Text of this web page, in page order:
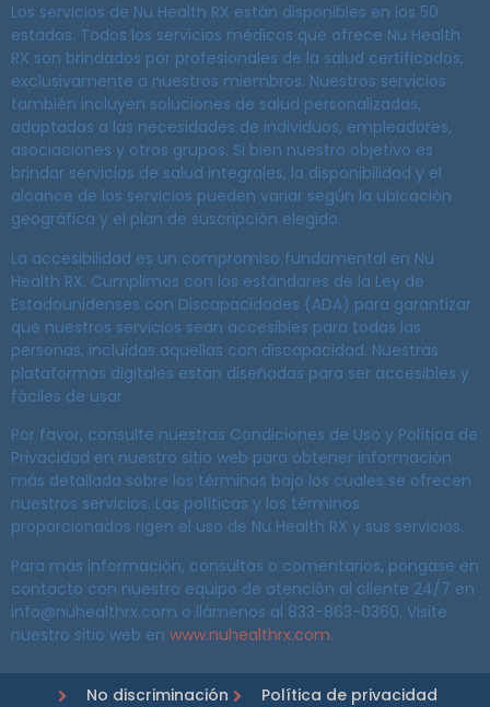
Los servicios de Nu Health RX están disponibles en los 50
estados. Todos los servicios médicos que ofrece Nu Health
RX son brindados por profesionales de la salud certificados,
exclusivamente a nuestros miembros. Nuestros servicios
también incluyen soluciones de salud personalizadas,
adaptadas a las necesidades de individuos, empleadores,
asociaciones y otros grupos. Si bien nuestro objetivo es
brindar servicios de salud integrales, la disponibilidad y el
alcance de los servicios pueden variar según la ubicación
geográfica y el plan de suscripción elegido.
La accesibilidad es un compromiso fundamental en Nu
Health RX. Cumplimos con los estándares de la Ley de
Estadounidenses con Discapacidades (ADA) para garantizar
que nuestros servicios sean accesibles para todas las
personas, incluidas aquellas con discapacidad. Nuestras
plataformas digitales están diseñadas para ser accesibles y
fáciles de usar.
Por favor, consulte nuestras Condiciones de Uso y Política de
Privacidad en nuestro sitio web para obtener información
más detallada sobre los términos bajo los cuales se ofrecen
nuestros servicios. Las políticas y los términos
proporcionados rigen el uso de Nu Health RX y sus servicios.
Para más información, consultas o comentarios, póngase en
contacto con nuestro equipo de atención al cliente 24/7 en
info@nuhealthrx.com o llámenos al 833-863-0360. Visite
nuestro sitio web en www.nuhealthrx.com.
No discriminación Política de privacidad